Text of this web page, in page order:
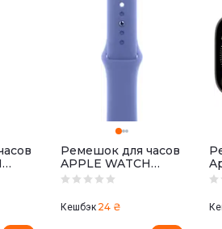
Ремешок для часов
APPLE WATCH
46mm Sport Band
Кешбэк 24 ₴